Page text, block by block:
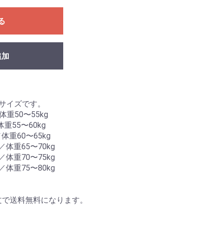
イズです。
重50〜55kg
重55〜60kg
重60〜65kg
体重65〜70kg
体重70〜75kg
体重75〜80kg
送料無料になります。